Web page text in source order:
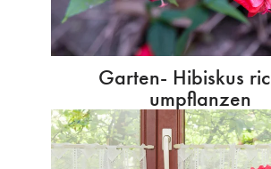
Garten- Hibiskus
umpflanzen